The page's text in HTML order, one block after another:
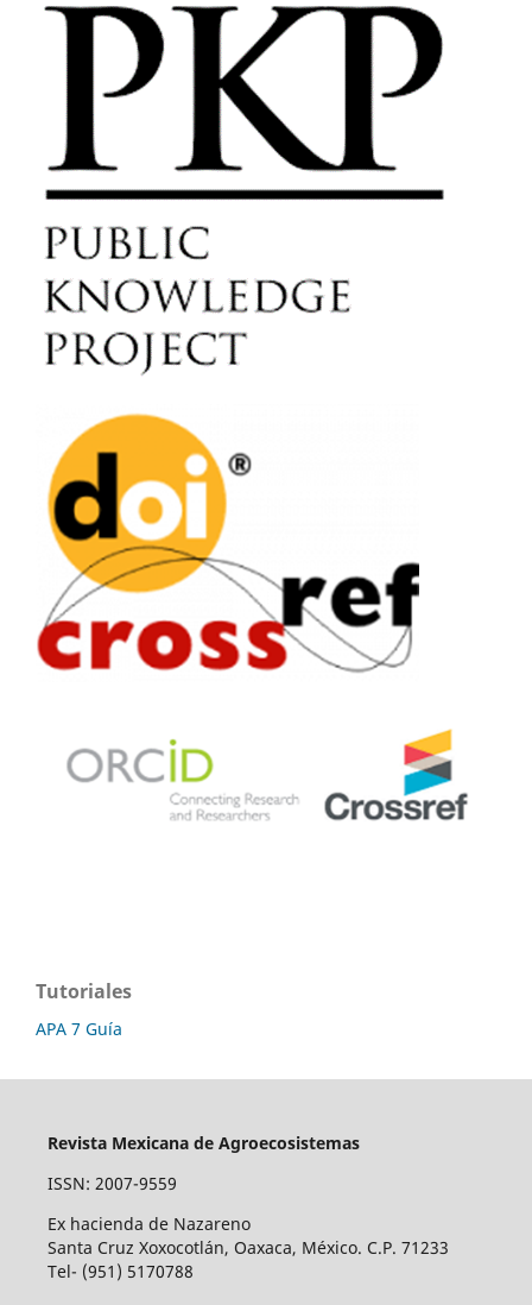
Tutoriales
APA 7 Guía
Revista Mexicana de Agroecosistemas
ISSN: 2007-9559
Ex hacienda de Nazareno
Santa Cruz Xoxocotlán, Oaxaca, México. C.P. 71233
Tel- (951) 5170788